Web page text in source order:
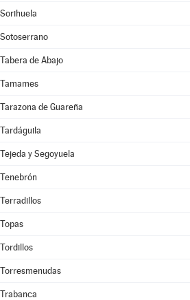
Sorihuela
Sotoserrano
Tabera de Abajo
Tamames
Tarazona de Guareña
Tardáguila
Tejeda y Segoyuela
Tenebrón
Terradillos
Topas
Tordillos
Torresmenudas
Trabanca